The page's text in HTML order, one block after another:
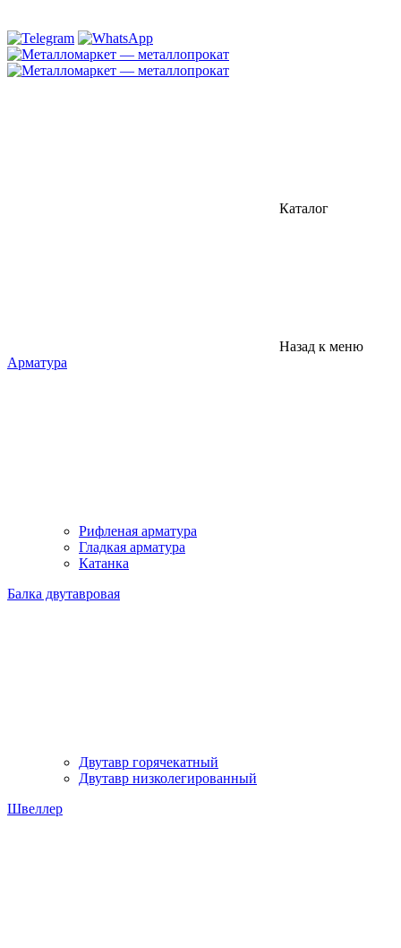
Каталог
Назад к меню
Арматура
Рифленая арматура
Гладкая арматура
Катанка
Балка двутавровая
Двутавр горячекатный
Двутавр низколегированный
Швеллер